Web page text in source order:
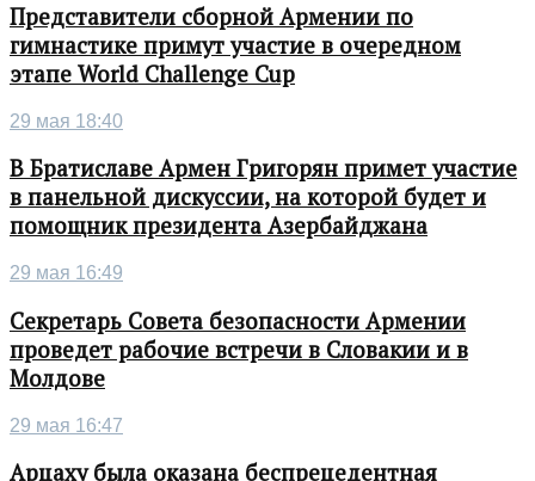
Представители сборной Армении по
гимнастике примут участие в очередном
этапе World Challenge Cup
29 мая 18:40
В Братиславе Армен Григорян примет участие
в панельной дискуссии, на которой будет и
помощник президента Азербайджана
29 мая 16:49
Секретарь Совета безопасности Армении
проведет рабочие встречи в Словакии и в
Молдове
29 мая 16:47
Арцаху была оказана беспрецедентная